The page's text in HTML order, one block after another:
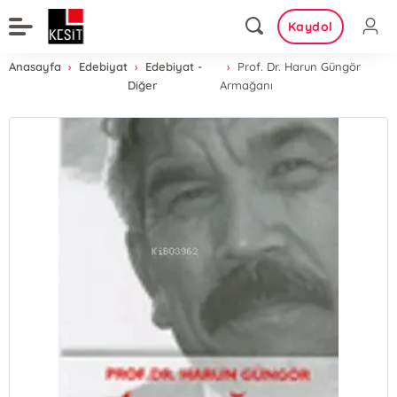
Kaydol
Anasayfa Edebiyat
Edebiyat -
Diğer
Prof. Dr. Harun Güngör
Armağanı